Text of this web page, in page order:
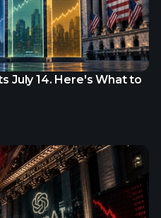
July 14. Here's What to